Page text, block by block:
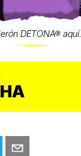
DETONA® aquí.